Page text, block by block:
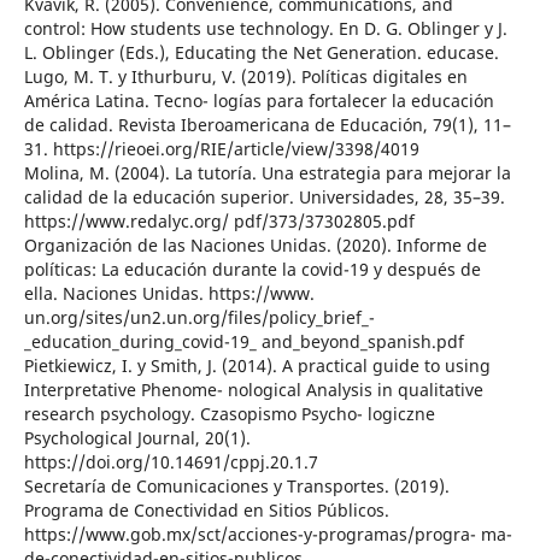
control: How students use technology. En D. G. Oblinger y J.
L. Oblinger (Eds.), Educating the Net Generation. educase.
Lugo, M. T. y Ithurburu, V. (2019). Políticas digitales en
América Latina. Tecno- logías para fortalecer la educación
de calidad. Revista Iberoamericana de Educación, 79(1), 11–
31. https://rieoei.org/RIE/article/view/3398/4019
Molina, M. (2004). La tutoría. Una estrategia para mejorar la
calidad de la educación superior. Universidades, 28, 35–39.
https://www.redalyc.org/ pdf/373/37302805.pdf
Organización de las Naciones Unidas. (2020). Informe de
políticas: La educación durante la covid-19 y después de
ella. Naciones Unidas. https://www.
un.org/sites/un2.un.org/files/policy_brief_-
_education_during_covid-19_ and_beyond_spanish.pdf
Pietkiewicz, I. y Smith, J. (2014). A practical guide to using
Interpretative Phenome- nological Analysis in qualitative
research psychology. Czasopismo Psycho- logiczne
Psychological Journal, 20(1).
https://doi.org/10.14691/cppj.20.1.7
Secretaría de Comunicaciones y Transportes. (2019).
Programa de Conectividad en Sitios Públicos.
https://www.gob.mx/sct/acciones-y-programas/progra- ma-